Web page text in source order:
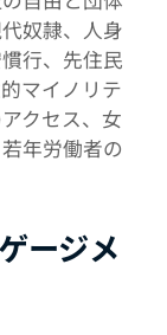
奴隷、人身
行、先住民
マイノリテ
クセス、女
年労働者の
ージメ